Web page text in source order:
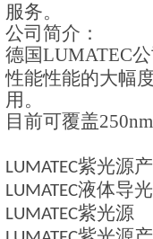
服务。
公司简介：
德国LUMATEC
性能性能的大幅
用。
目前可覆盖250nm
LUMATEC紫光源
LUMATEC液体导
LUMATEC紫光源